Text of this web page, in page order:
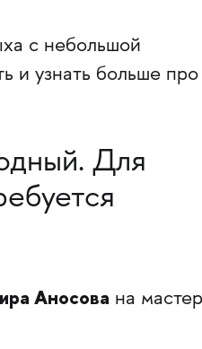
с небольшой
и узнать больше про
Для
Аносова на мастер